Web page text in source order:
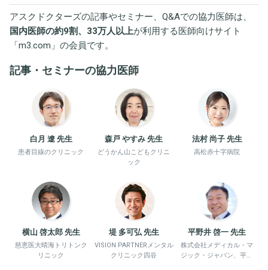
アスクドクターズの記事やセミナー、Q&Aでの協力医師は、
国内医師の約9割、33万人以上が利用する医師向けサイト
「m3.com 」の会員です。
記事・セミナーの協力医師
白月 遼 先生
患者目線のクリニック
森戸 やすみ 先生
どうかん山こどもクリニ
ック
法村 尚子 先生
高松赤十字病院
横山 啓太郎 先生
慈恵医大晴海トリトンク
リニック
堤 多可弘 先生
VISION PARTNERメンタル
クリニック四谷
平野井 啓一 先生
株式会社メディカル・マ
ジック・ジャパン、平野